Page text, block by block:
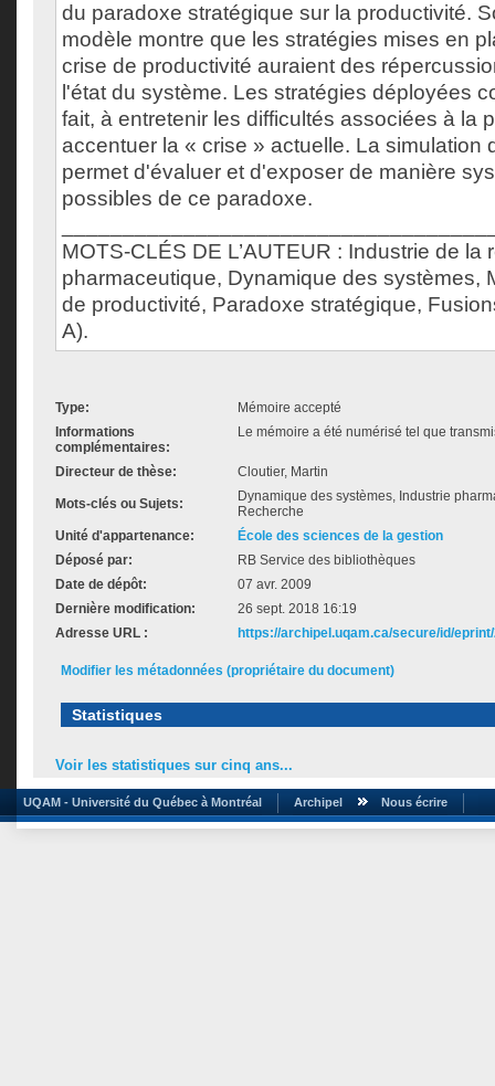
du paradoxe stratégique sur la productivité.
modèle montre que les stratégies mises en
crise de productivité auraient des
l'état du système. Les stratégies déployées
fait, à entretenir les difficultés associées à la
accentuer la « crise » actuelle. La simulation
permet d'évaluer et d'exposer de manière
possibles de ce paradoxe.
MOTS-CLÉS DE L’AUTEUR : Industrie de la
pharmaceutique, Dynamique des systèmes,
de productivité, Paradoxe stratégique,
A).
Type:
Mémoire accepté
Informations
complémentaires:
Le mémoire a été numérisé tel que
Directeur de thèse: Cloutier, Martin
Mots-clés ou Sujets:
Dynamique des systèmes, Industrie
Recherche
Unité d'appartenance:
École des sciences de la gestion
Déposé par:
RB Service des bibliothèques
Date de dépôt:
07 avr. 2009
Dernière modification:
26 sept. 2018 16:19
Adresse URL :
https://archipel.uqam.ca/secure/id/
Modifier les métadonnées (propriétaire du document)
Statistiques
Voir les statistiques sur cinq ans...
UQAM - Université du Québec à Montréal Archipel Nous écrire